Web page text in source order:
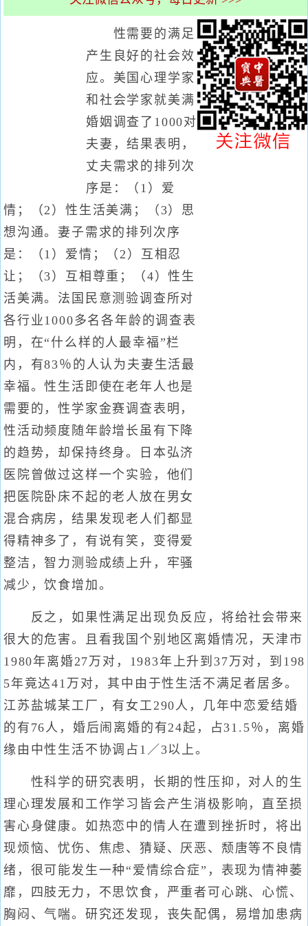
性需要的满足
产生良好的社会效
应。美国心理学家
和社会学家就美满
婚姻调查了1000对
夫妻，结果表明，
丈夫需求的排列次
序是：（1）爱
情；（2）性生活美满；（3）思
想沟通。妻子需求的排列次序
是：（1）爱情；（2）互相忍
让；（3）互相尊重；（4）性生
活美满。法国民意测验调查所对
各行业1000多名各年龄的调查表
明，在“什么样的人最幸福”栏
内，有83％的人认为夫妻生活最
幸福。性生活即使在老年人也是
需要的，性学家金赛调查表明，
性活动频度随年龄增长虽有下降
的趋势，却保持终身。日本弘济
医院曾做过这样一个实验，他们
把医院卧床不起的老人放在男女
混合病房，结果发现老人们都显
得精神多了，有说有笑，变得爱
整洁，智力测验成绩上升，牢骚
减少，饮食增加。
反之，如果性满足出现负反应，将给社会带来
很大的危害。且看我国个别地区离婚情况，天津市
1980年离婚27万对，1983年上升到37万对，到198
5年竟达41万对，其中由于性生活不满足者居多。
江苏盐城某工厂，有女工290人，几年中恋爱结婚
的有76人，婚后闹离婚的有24起，占31.5％，离婚
缘由中性生活不协调占1／3以上。
性科学的研究表明，长期的性压抑，对人的生
理心理发展和工作学习皆会产生消极影响，直至损
害心身健康。如热恋中的情人在遭到挫折时，将出
现烦恼、忧伤、焦虑、猜疑、厌恶、颓唐等不良情
绪，很可能发生一种“爱情综合症”，表现为情神萎
靡，四肢无力，不思饮食，严重者可心跳、心慌、
胸闷、气喘。研究还发现，丧失配偶，易增加患病